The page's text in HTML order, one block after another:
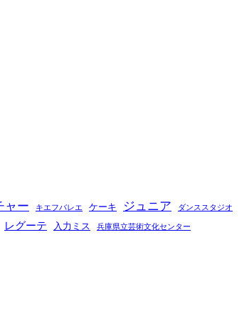
ャー キエフバレエ ケーキ ジュニア ダンススタジオ
レグーテ 入力ミス 兵庫県立芸術文化センター